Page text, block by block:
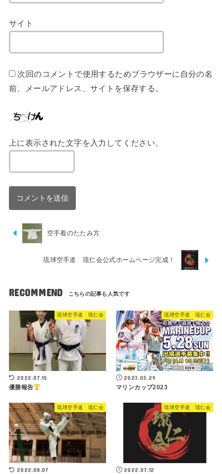
サイト
次回のコメントで使用するためブラウザーに自分の名
前、メールアドレス、サイトを保存する。
上に表示された文字を入力してください。
空手着のたたみ方
琉球空手道 琉仁会公式ホームページ完成！
RECOMMEND
琉球空手道 琉仁会
2022.07.15
優勝報告
琉球空手道 琉仁会
2023.05.29
マリンカップ2023
琉球空手道 琉仁会
2022.08.07
琉球空手道 琉仁会
2022.07.12